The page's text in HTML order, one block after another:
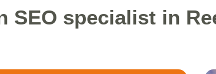
SEO specialist in